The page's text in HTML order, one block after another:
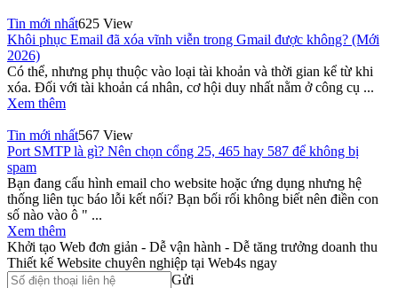
Tin mới nhất625 View
Khôi phục Email đã xóa vĩnh viễn trong Gmail được không? (Mới
2026)
Có thể, nhưng phụ thuộc vào loại tài khoản và thời gian kể từ khi
xóa. Đối với tài khoản cá nhân, cơ hội duy nhất nằm ở công cụ ...
Xem thêm
Tin mới nhất567 View
Port SMTP là gì? Nên chọn cổng 25, 465 hay 587 để không bị
spam
Bạn đang cấu hình email cho website hoặc ứng dụng nhưng hệ
thống liên tục báo lỗi kết nối? Bạn bối rối không biết nên điền con
số nào vào ô " ...
Xem thêm
Khởi tạo Web đơn giản - Dễ vận hành - Dễ tăng trưởng doanh thu
Thiết kế Website chuyên nghiệp tại Web4s ngay
Gửi